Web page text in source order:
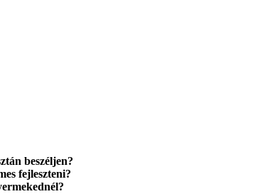
beszéljen?
fejleszteni?